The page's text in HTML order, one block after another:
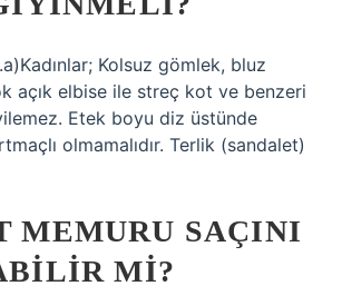
Kolsuz gömlek, bluz
açık elbise ile streç kot ve benzeri
Etek boyu diz üstünde
olmamalıdır. Terlik (sandalet)
MEMURU SAÇINI
MI?